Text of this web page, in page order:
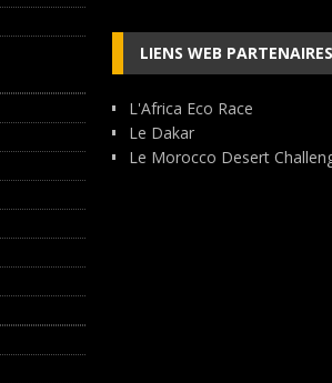
LIENS WEB PARTENAIRES
L'Africa Eco Race
Le Dakar
Le Morocco Desert